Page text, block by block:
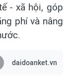
- xã hội, góp
phí và nâng
daidoanket.vn